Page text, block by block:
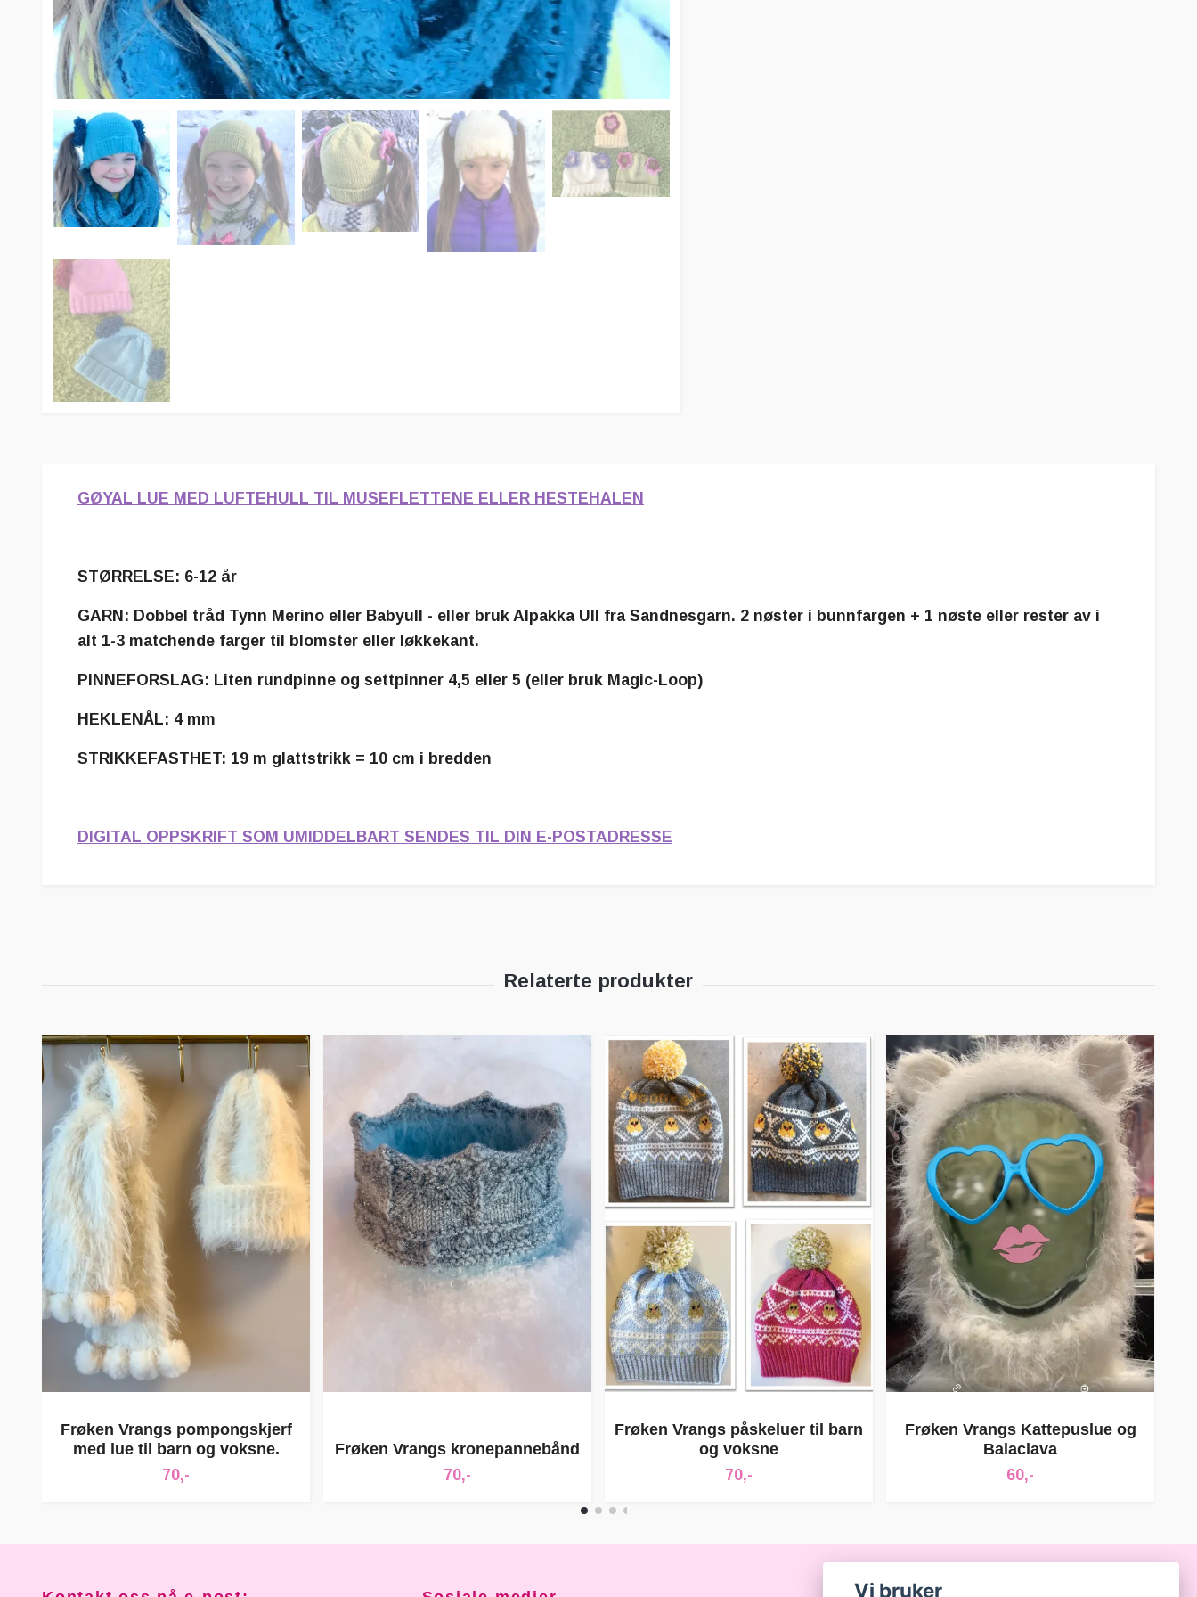
GØYAL LUE MED LUFTEHULL TIL MUSEFLETTENE ELLER HESTEHALEN
STØRRELSE: 6-12 år
GARN: Dobbel tråd Tynn Merino eller Babyull - eller bruk Alpakka Ull fra Sandnesgarn. 2 nøster i bunnfargen + 1 nøste eller rester av i
alt 1-3 matchende farger til blomster eller løkkekant.
PINNEFORSLAG: Liten rundpinne og settpinner 4,5 eller 5 (eller bruk Magic-Loop)
HEKLENÅL: 4 mm
STRIKKEFASTHET: 19 m glattstrikk = 10 cm i bredden
DIGITAL OPPSKRIFT SOM UMIDDELBART SENDES TIL DIN E-POSTADRESSE
Frøken Vrangs pompongskjerf
med lue til barn og voksne.
70,-
Frøken Vrangs kronepannebånd
70,-
Frøken Vrangs påskeluer til barn
og voksne
70,-
Frøken Vrangs Kattepuslue og
Balaclava
60,-
Vi bruker